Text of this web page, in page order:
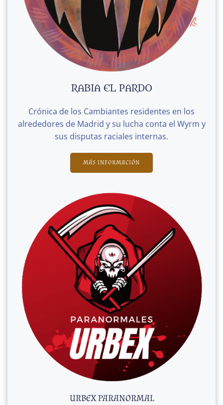
RABIA EL PARDO
Crónica de los Cambiantes residentes en los
alrededores de Madrid y su lucha conta el Wyrm y
sus disputas raciales internas.
MÁS INFORMACIÓN
URBEX PARANORMAL